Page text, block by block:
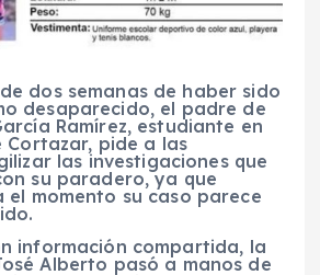
dos semanas de haber sido
desaparecido, el padre de
Ramírez, estudiante en
Cortazar, pide a las
las investigaciones que
su paradero, ya que
el momento su caso parece
información compartida, la
Alberto pasó a manos de